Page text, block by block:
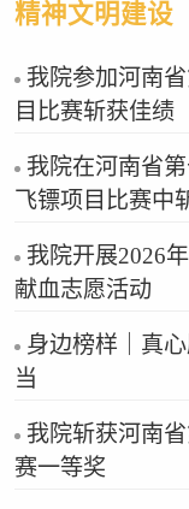
精神文明建设
我院参加河南
目比赛斩获佳绩
我院在河南省
飞镖项目比赛中
我院开展2026
献血志愿活动
身边榜样｜真心服务办
当
我院斩获河南
赛一等奖